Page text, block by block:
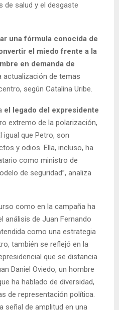
de salud y el desgaste
una fórmula conocida de
el miedo frente a la
en demanda de
actualización de temas
según Catalina Uribe.
el legado del expresidente
extremo de la polarización,
igual que Petro, son
y odios. Ella, incluso, ha
como ministro de
de seguridad”, analiza
como en la campaña ha
análisis de Juan Fernando
como una estrategia
también se reflejó en la
que se distancia
Daniel Oviedo, un hombre
ha hablado de diversidad,
de representación política.
señal de amplitud en una